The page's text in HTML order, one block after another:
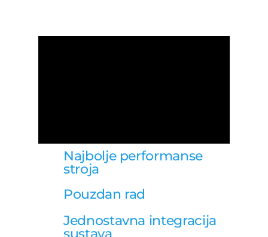
Najbolje performanse
stroja
Pouzdan rad
Jednostavna integracija